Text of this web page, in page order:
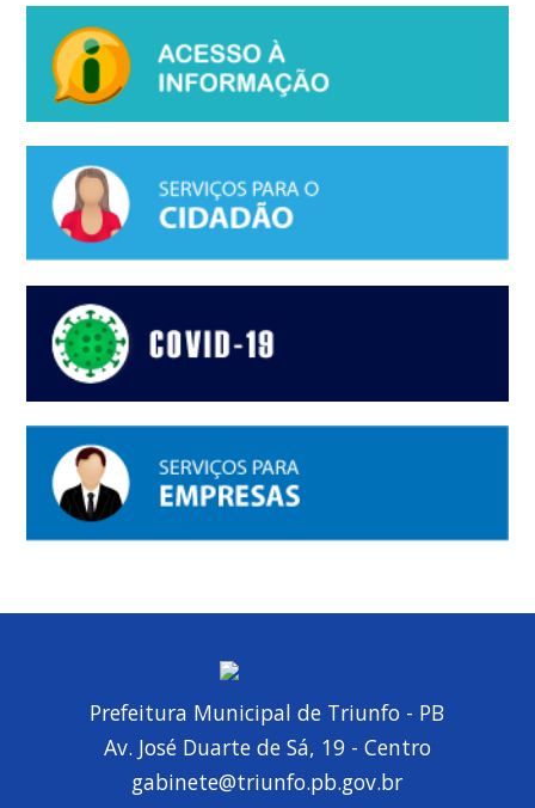
Prefeitura Municipal de Triunfo - PB
Av. José Duarte de Sá, 19 - Centro
gabinete@triunfo.pb.gov.br